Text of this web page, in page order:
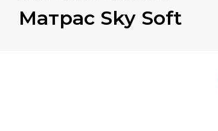
Матрас Sky Soft